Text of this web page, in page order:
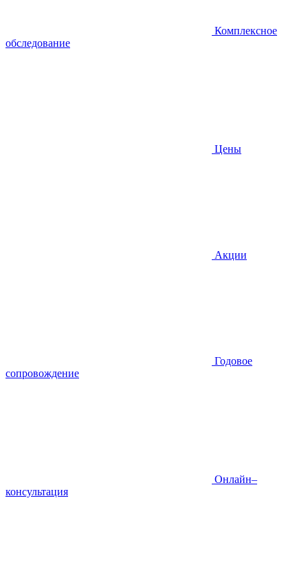
Комплексное
обследование
Цены
Акции
Годовое
сопровождение
Онлайн–
консультация